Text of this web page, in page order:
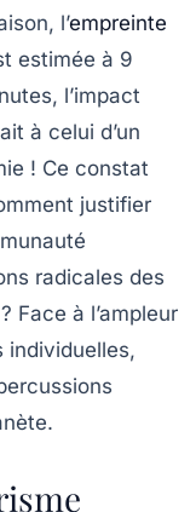
l’empreinte
estimée à 9
l’impact
à celui d’un
! Ce constat
justifier
radicales des
Face à l’ampleur
individuelles,